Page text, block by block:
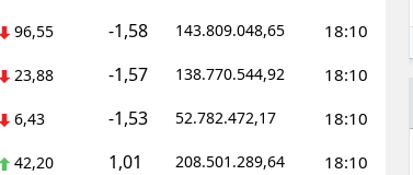
Kırşehir
Kocaeli
Konya
Kütahya
96,55 -1,58 143.809.048,65 18:10
23,88 -1,57 138.770.544,92 18:10
6,43 -1,53 52.782.472,17 18:10
42,20 1,01 208.501.289,64 18:10